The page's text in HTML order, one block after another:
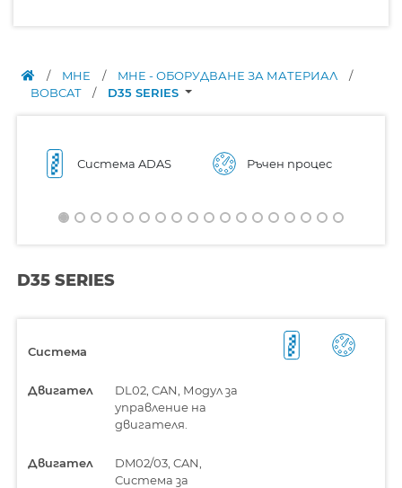
/ MHE / MHE - ОБОРУДВАНЕ ЗА МАТЕРИАЛ
/
BOBCAT
/ D35 SERIES
Система ADAS Ръчен процес
D35 SERIES
Система
Двигател
DL02, CAN, Модул за
управление на
двигателя.
Двигател
DM02/03, CAN,
Система за